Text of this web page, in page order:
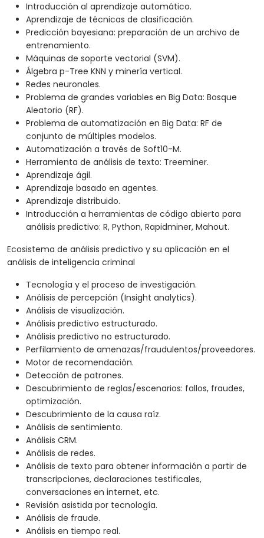
Introducción al aprendizaje automático.
Aprendizaje de técnicas de clasificación.
Predicción bayesiana: preparación de un archivo de
entrenamiento.
Máquinas de soporte vectorial (SVM).
Álgebra p-Tree KNN y minería vertical.
Redes neuronales.
Problema de grandes variables en Big Data: Bosque
Aleatorio (RF).
Problema de automatización en Big Data: RF de
conjunto de múltiples modelos.
Automatización a través de Soft10-M.
Herramienta de análisis de texto: Treeminer.
Aprendizaje ágil.
Aprendizaje basado en agentes.
Aprendizaje distribuido.
Introducción a herramientas de código abierto para
análisis predictivo: R, Python, Rapidminer, Mahout.
Ecosistema de análisis predictivo y su aplicación en el
análisis de inteligencia criminal
Tecnología y el proceso de investigación.
Análisis de percepción (Insight analytics).
Análisis de visualización.
Análisis predictivo estructurado.
Análisis predictivo no estructurado.
Perfilamiento de amenazas/fraudulentos/proveedores.
Motor de recomendación.
Detección de patrones.
Descubrimiento de reglas/escenarios: fallos, fraudes,
optimización.
Descubrimiento de la causa raíz.
Análisis de sentimiento.
Análisis CRM.
Análisis de redes.
Análisis de texto para obtener información a partir de
transcripciones, declaraciones testificales,
conversaciones en internet, etc.
Revisión asistida por tecnología.
Análisis de fraude.
Análisis en tiempo real.